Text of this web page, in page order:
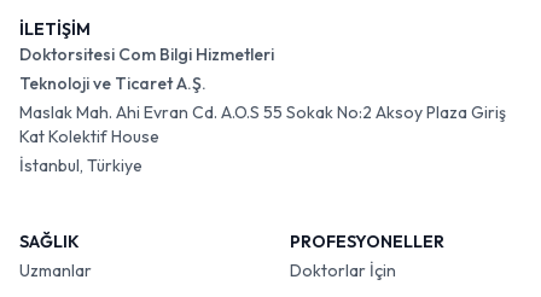
İLETİŞİM
Doktorsitesi Com Bilgi Hizmetleri
Teknoloji ve Ticaret A.Ş.
Maslak Mah. Ahi Evran Cd. A.O.S 55 Sokak No:2 Aksoy Plaza Giriş
Kat Kolektif House
İstanbul, Türkiye
SAĞLIK
Uzmanlar
PROFESYONELLER
Doktorlar İçin